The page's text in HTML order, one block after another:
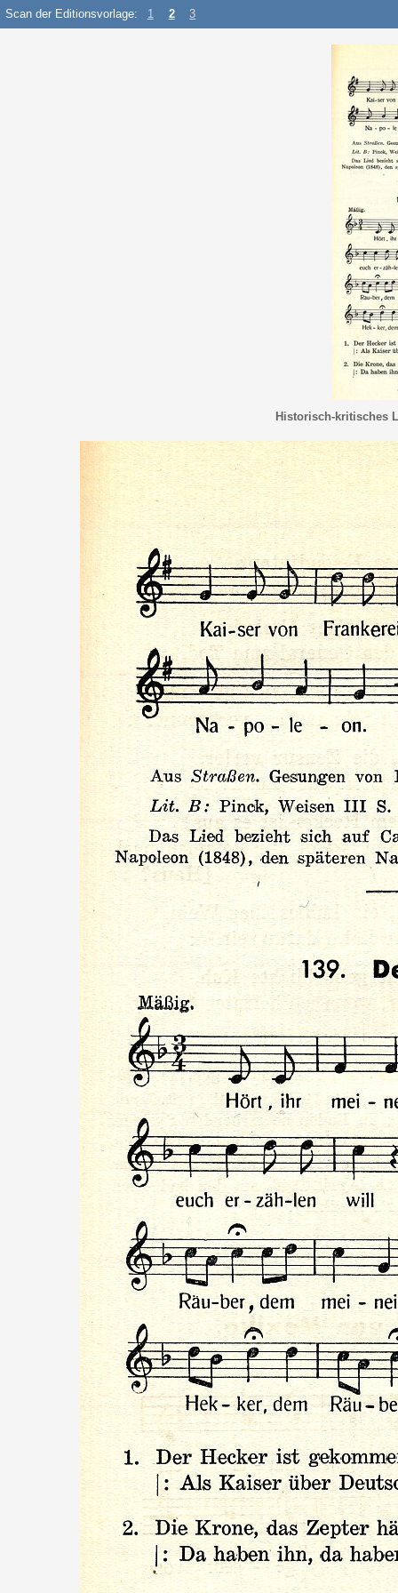
Scan der Editionsvorlage: 1 2 3
Historisch-kritisches